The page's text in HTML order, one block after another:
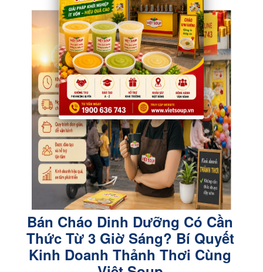
Bán Cháo Dinh Dưỡng Có Cần
Thức Từ 3 Giờ Sáng? Bí Quyết
Kinh Doanh Thảnh Thơi Cùng